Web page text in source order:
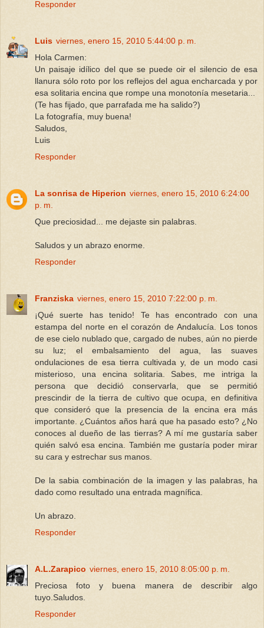
Responder
Luis viernes, enero 15, 2010 5:44:00 p. m.
Hola Carmen:
Un paisaje idílico del que se puede oir el silencio de esa
llanura sólo roto por los reflejos del agua encharcada y por
esa solitaria encina que rompe una monotonía mesetaria...
(Te has fijado, que parrafada me ha salido?)
La fotografía, muy buena!
Saludos,
Luis
Responder
La sonrisa de Hiperion viernes, enero 15, 2010 6:24:00
p. m.
Que preciosidad... me dejaste sin palabras.
Saludos y un abrazo enorme.
Responder
Franziska viernes, enero 15, 2010 7:22:00 p. m.
¡Qué suerte has tenido! Te has encontrado con una
estampa del norte en el corazón de Andalucía. Los tonos
de ese cielo nublado que, cargado de nubes, aún no pierde
su luz; el embalsamiento del agua, las suaves
ondulaciones de esa tierra cultivada y, de un modo casi
misterioso, una encina solitaria. Sabes, me intriga la
persona que decidió conservarla, que se permitió
prescindir de la tierra de cultivo que ocupa, en definitiva
que consideró que la presencia de la encina era más
importante. ¿Cuántos años hará que ha pasado esto? ¿No
conoces al dueño de las tierras? A mí me gustaría saber
quién salvó esa encina. También me gustaría poder mirar
su cara y estrechar sus manos.
De la sabia combinación de la imagen y las palabras, ha
dado como resultado una entrada magnífica.
Un abrazo.
Responder
A.L.Zarapico viernes, enero 15, 2010 8:05:00 p. m.
Preciosa foto y buena manera de describir algo
tuyo.Saludos.
Responder